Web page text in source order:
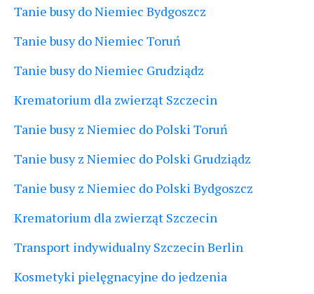
Tanie busy do Niemiec Bydgoszcz
Tanie busy do Niemiec Toruń
Tanie busy do Niemiec Grudziądz
Krematorium dla zwierząt Szczecin
Tanie busy z Niemiec do Polski Toruń
Tanie busy z Niemiec do Polski Grudziądz
Tanie busy z Niemiec do Polski Bydgoszcz
Krematorium dla zwierząt Szczecin
Transport indywidualny Szczecin Berlin
Kosmetyki pielęgnacyjne do jedzenia